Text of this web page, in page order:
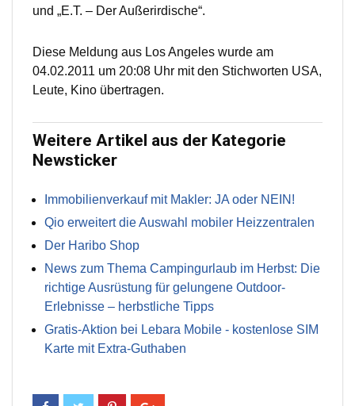
und „E.T. – Der Außerirdische“.
Diese Meldung aus Los Angeles wurde am
04.02.2011 um 20:08 Uhr mit den Stichworten USA,
Leute, Kino übertragen.
Weitere Artikel aus der Kategorie
Newsticker
Immobilienverkauf mit Makler: JA oder NEIN!
Qio erweitert die Auswahl mobiler Heizzentralen
Der Haribo Shop
News zum Thema Campingurlaub im Herbst: Die
richtige Ausrüstung für gelungene Outdoor-
Erlebnisse – herbstliche Tipps
Gratis-Aktion bei Lebara Mobile - kostenlose SIM
Karte mit Extra-Guthaben